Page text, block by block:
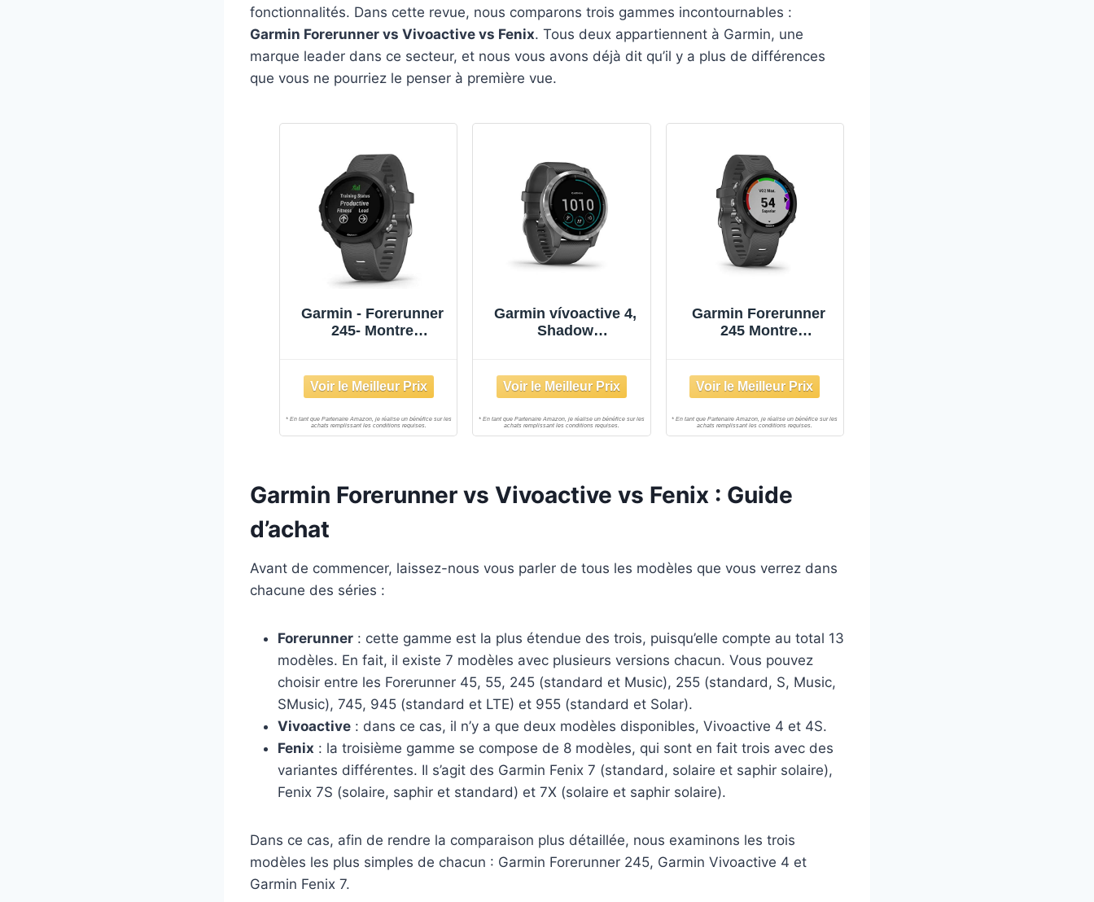
fonctionnalités. Dans cette revue, nous comparons trois gammes incontournables :
Garmin Forerunner vs Vivoactive vs Fenix. Tous deux appartiennent à Garmin, une
marque leader dans ce secteur, et nous vous avons déjà dit qu’il y a plus de différences
que vous ne pourriez le penser à première vue.
Garmin - Forerunner
245- Montre
Entrainements
Adaptatifs Gratuits
Coach - Analyse
Performance -
Garmin vívoactive 4,
Shadow
Garmin Forerunner
245 Montre
Garmin Forerunner vs Vivoactive vs Fenix : Guide
d’achat
Avant de commencer, laissez-nous vous parler de tous les modèles que vous verrez dans
chacune des séries :
Forerunner : cette gamme est la plus étendue des trois, puisqu’elle compte au total 13
modèles. En fait, il existe 7 modèles avec plusieurs versions chacun. Vous pouvez
choisir entre les Forerunner 45, 55, 245 (standard et Music), 255 (standard, S, Music,
SMusic), 745, 945 (standard et LTE) et 955 (standard et Solar).
Vivoactive : dans ce cas, il n’y a que deux modèles disponibles, Vivoactive 4 et 4S.
Fenix : la troisième gamme se compose de 8 modèles, qui sont en fait trois avec des
variantes différentes. Il s’agit des Garmin Fenix 7 (standard, solaire et saphir solaire),
Fenix 7S (solaire, saphir et standard) et 7X (solaire et saphir solaire).
Dans ce cas, afin de rendre la comparaison plus détaillée, nous examinons les trois
modèles les plus simples de chacun : Garmin Forerunner 245, Garmin Vivoactive 4 et
Garmin Fenix 7.